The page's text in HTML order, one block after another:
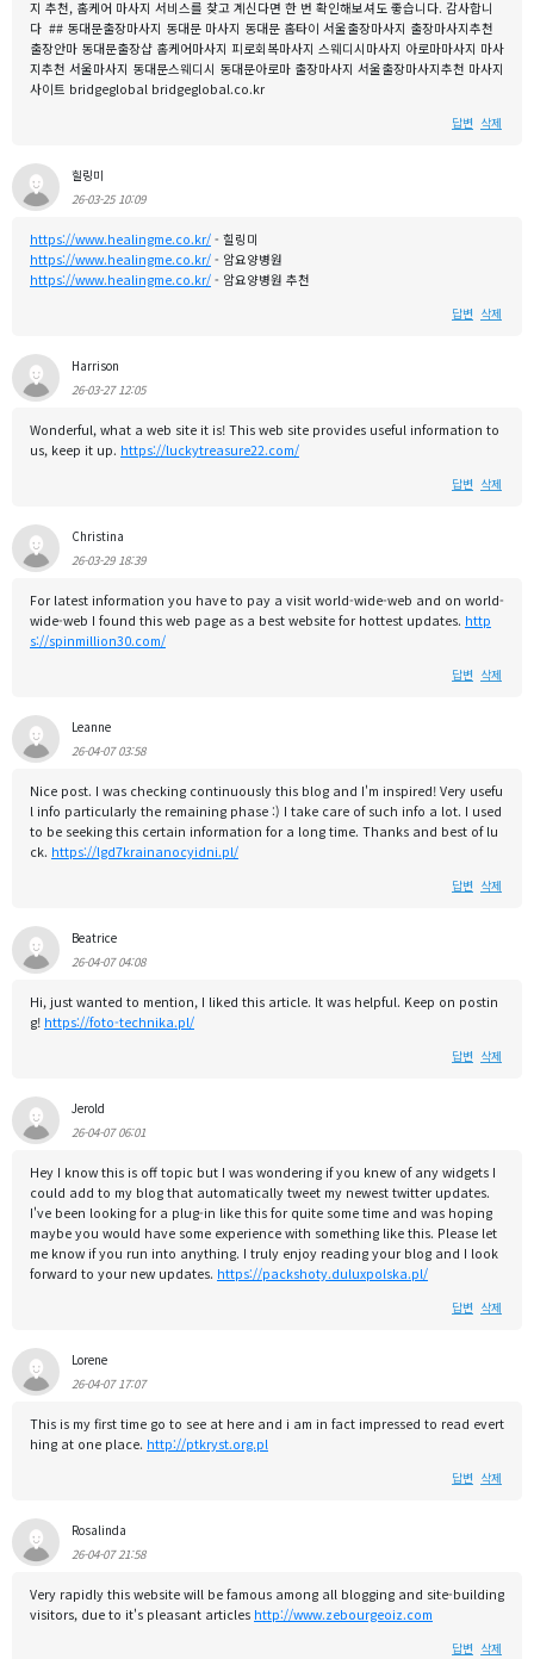
지 추천, 홈케어 마사지 서비스를 찾고 계신다면 한 번 확인해보셔도 좋습니다. 감사합니
다 ## 동대문출장마사지 동대문 마사지 동대문 홈타이 서울출장마사지 출장마사지추천
출장안마 동대문출장샵 홈케어마사지 피로회복마사지 스웨디시마사지 아로마마사지 마사
지추천 서울마사지 동대문스웨디시 동대문아로마 출장마사지 서울출장마사지추천 마사지
사이트 bridgeglobal bridgeglobal.co.kr
답변 삭제
힐링미
26-03-25 10:09
https://www.healingme.co.kr/ - 힐링미
https://www.healingme.co.kr/ - 암요양병원
https://www.healingme.co.kr/ - 암요양병원 추천
답변 삭제
Harrison
26-03-27 12:05
Wonderful, what a web site it is! This web site provides useful information to
us, keep it up. https://luckytreasure22.com/
답변 삭제
Christina
26-03-29 18:39
For latest information you have to pay a visit world-wide-web and on world-
wide-web I found this web page as a best website for hottest updates. http
s://spinmillion30.com/
답변 삭제
Leanne
26-04-07 03:58
Nice post. I was checking continuously this blog and I'm inspired! Very usefu
l info particularly the remaining phase :) I take care of such info a lot. I used
to be seeking this certain information for a long time. Thanks and best of lu
ck. https://lgd7krainanocyidni.pl/
답변 삭제
Beatrice
26-04-07 04:08
Hi, just wanted to mention, I liked this article. It was helpful. Keep on postin
g! https://foto-technika.pl/
답변 삭제
Jerold
26-04-07 06:01
Hey I know this is off topic but I was wondering if you knew of any widgets I
could add to my blog that automatically tweet my newest twitter updates.
I've been looking for a plug-in like this for quite some time and was hoping
maybe you would have some experience with something like this. Please let
me know if you run into anything. I truly enjoy reading your blog and I look
forward to your new updates. https://packshoty.duluxpolska.pl/
답변 삭제
Lorene
26-04-07 17:07
This is my first time go to see at here and i am in fact impressed to read evert
hing at one place. http://ptkryst.org.pl
답변 삭제
Rosalinda
26-04-07 21:58
Very rapidly this website will be famous among all blogging and site-building
visitors, due to it's pleasant articles http://www.zebourgeoiz.com
답변 삭제